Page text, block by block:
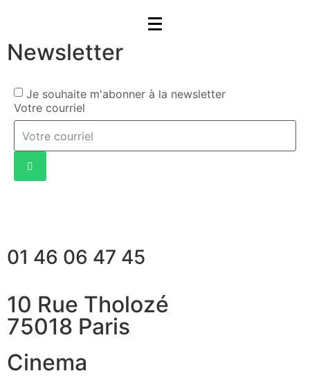
Newsletter
Je souhaite m'abonner à la newsletter
Votre courriel
01 46 06 47 45
10 Rue Tholozé
75018 Paris
Cinema